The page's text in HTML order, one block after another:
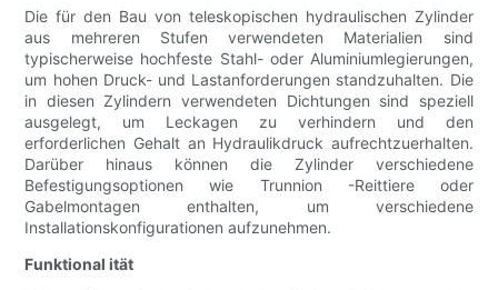
Die für den Bau von teleskopischen hydraulischen Zylinder
aus mehreren Stufen verwendeten Materialien sind
typischerweise hochfeste Stahl- oder Aluminiumlegierungen,
um hohen Druck- und Lastanforderungen standzuhalten. Die
in diesen Zylindern verwendeten Dichtungen sind speziell
ausgelegt, um Leckagen zu verhindern und den
erforderlichen Gehalt an Hydraulikdruck aufrechtzuerhalten.
Darüber hinaus können die Zylinder verschiedene
Befestigungsoptionen wie Trunnion -Reittiere oder
Gabelmontagen enthalten, um verschiedene
Installationskonfigurationen aufzunehmen.
Funktional ität